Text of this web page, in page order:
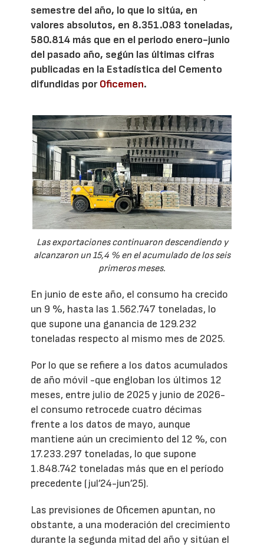
semestre del año, lo que lo sitúa, en
valores absolutos, en 8.351.083 toneladas,
580.814 más que en el periodo enero-junio
del pasado año, según las últimas cifras
publicadas en la Estadística del Cemento
difundidas porOficemen.
Las exportaciones continuaron descendiendo y
alcanzaron un 15,4 % en el acumulado de los seis
primeros meses.
En junio de este año, el consumo ha crecido
un 9 %, hasta las 1.562.747 toneladas, lo
que supone una ganancia de 129.232
toneladas respecto al mismo mes de 2025.
Por lo que se refiere a los datos acumulados
de año móvil -que engloban los últimos 12
meses, entre julio de 2025 y junio de 2026-
el consumo retrocede cuatro décimas
frente a los datos de mayo, aunque
mantiene aún un crecimiento del 12 %, con
17.233.297 toneladas, lo que supone
1.848.742 toneladas más que en el período
precedente (jul’24-jun’25).
Las previsiones de Oficemen apuntan, no
obstante, a una moderación del crecimiento
durante la segunda mitad del año y sitúan el